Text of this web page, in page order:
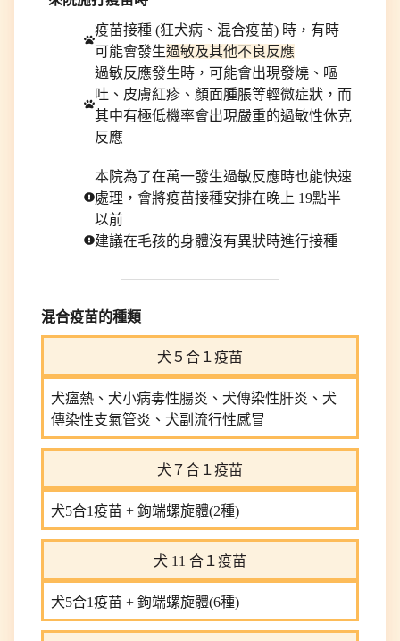
疫苗接種 (狂犬病、混合疫苗) 時，有時
可能會發生過敏及其他不良反應
過敏反應發生時，可能會出現發燒、嘔
吐、皮膚紅疹、顏面腫脹等輕微症狀，而
其中有極低機率會出現嚴重的過敏性休克
反應
本院為了在萬一發生過敏反應時也能快速
處理，會將疫苗接種安排在晚上 19點半
以前
建議在毛孩的身體沒有異狀時進行接種
混合疫苗的種類
犬５合１疫苗
犬瘟熱、犬小病毒性腸炎、犬傳染性肝炎、犬
傳染性支氣管炎、犬副流行性感冒
犬７合１疫苗
犬5合1疫苗 + 鉤端螺旋體(2種)
犬 11 合１疫苗
犬5合1疫苗 + 鉤端螺旋體(6種)